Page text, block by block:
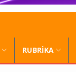
RUBRİKA